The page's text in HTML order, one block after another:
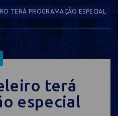
TERÁ PROGRAMAÇÃO ESPECIAL
terá
especial